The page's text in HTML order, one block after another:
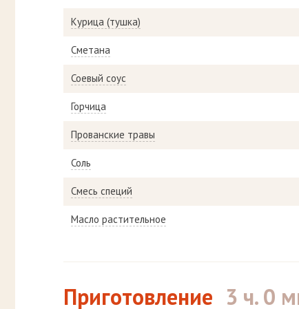
Курица (тушка)
Сметана
Соевый соус
Горчица
Прованские травы
Соль
Смесь специй
Масло растительное
Приготовление 3 ч. 0